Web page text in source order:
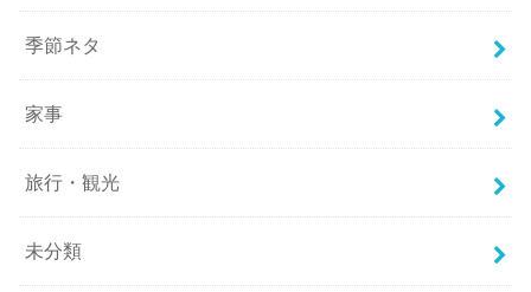
季節ネタ
家事
旅行・観光
未分類